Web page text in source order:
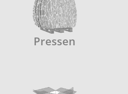
Pressen